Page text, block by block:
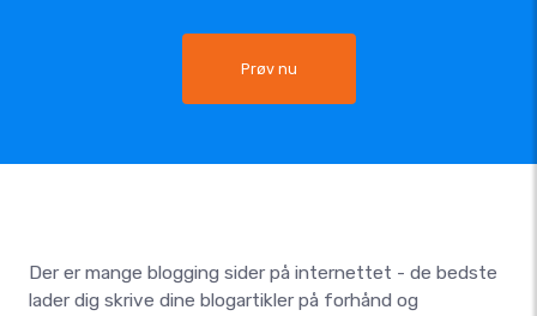
Prøv nu
Der er mange blogging sider på internettet - de bedste
lader dig skrive dine blogartikler på forhånd og